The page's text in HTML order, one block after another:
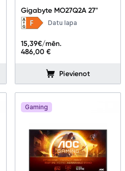
Gigabyte MO27Q2A 27"
Datu lapa
486,00 €
15,39€/mēn.
Pievienot
Gaming